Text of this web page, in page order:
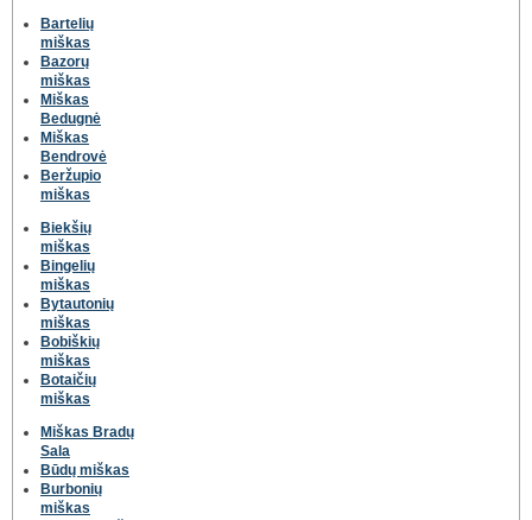
Bartelių
miškas
Bazorų
miškas
Miškas
Bedugnė
Miškas
Bendrovė
Beržupio
miškas
Biekšių
miškas
Bingelių
miškas
Bytautonių
miškas
Bobiškių
miškas
Botaičių
miškas
Miškas Bradų
Sala
Būdų miškas
Burbonių
miškas